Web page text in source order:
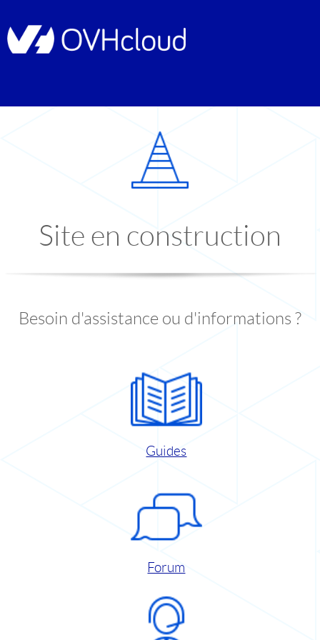
Site en construction
Besoin d'assistance ou d'informations ?
Guides
Forum